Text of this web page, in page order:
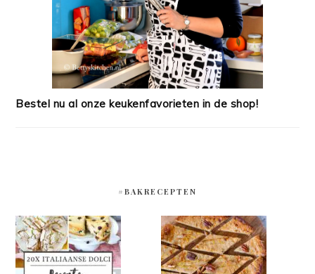
Bestel nu al onze keukenfavorieten in de shop!
#BAKRECEPTEN